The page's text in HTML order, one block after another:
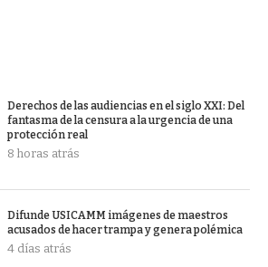
Derechos de las audiencias en el siglo XXI: Del
fantasma de la censura a la urgencia de una
protección real
8 horas atrás
Difunde USICAMM imágenes de maestros
acusados de hacer trampa y genera polémica
4 días atrás